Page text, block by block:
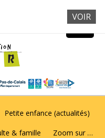
Petite enfance (actualités)
& famille Zoom sur …
VOIR